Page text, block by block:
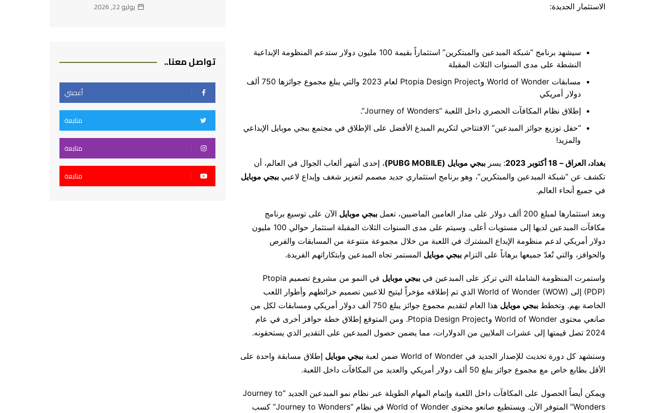
الاستثمار الجديدة:
سيشهد برنامج “شبكة المبدعين والمبتكرين” استثماراً بقيمة 100 مليون دولار ستدعم المنظومة الإبداعية
النشطة على مدى السنوات الثلاث المقبلة
مسابقات World of Wonder وPtopia Design Project لعام 2023 والتي يبلغ مجموع جوائزها 750 ألف
دولار أمريكي
إطلاق نظام المكافآت الحصري داخل اللعبة “Journey of Wonders”.
“حفل توزيع جوائز المبدعين” الافتتاحي لتكريم المبدع الأفضل على الإطلاق في مجتمع ببجي موبايل الإبداعي
والمزيد!
بغداد، العراق – 18 أكتوبر 2023 : يسر ببجي موبايل (PUBG MOBILE
)، إحدى أشهر ألعاب الجوال في العالم، أن
تكشف عن “شبكة المبدعين والمبتكرين”، وهو برنامج استثماري جديد مصمم لتعزيز شغف وإبداع لاعبي ببجي موبايل
في جميع أنحاء العالم.
وبعد استثمارها لمبلغ 200 ألف دولار على مدار العامين الماضيين، تعمل ببجي موبايل الآن على توسيع برنامج
مكافآت المبدعين لديها إلى مستويات أعلى. وسيتم على مدى السنوات الثلاث المقبلة استثمار حوالي 100 مليون
دولار أمريكي لدعم منظومة الإبداع المشترك في اللعبة من خلال مجموعة متنوعة من المسابقات والفرص
والحوافز، والتي تُعدّ جميعها برهاناً على التزام ببجي موبايل المستمر تجاه المبدعين وابتكاراتهم الفريدة.
واستمرت المنظومة الشاملة التي تركز على المبدعين في ببجي موبايل
في النمو من مشروع تصميم Ptopia
(PDP) إلى World of Wonder (WOW) الذي تم إطلاقه مؤخراً ليتيح للاعبين تصميم خرائطهم وأطوار اللعب
الخاصة بهم. وتخطط ببجي موبايل
هذا العام لتقديم مجموع جوائز يبلغ 750 ألف دولار أمريكي ومسابقات لكل من
صانعي محتوى World of Wonder وPtopia Design Project. ومن المتوقع إطلاق خطة حوافز أخرى في عام
2024 تصل قيمتها إلى عشرات الملايين من الدولارات، مما يضمن حصول المبدعين على التقدير الذي يستحقونه.
وستشهد كل دورة تحديث للإصدار الجديد في World of Wonder ضمن لعبة ببجي موبايل إطلاق مسابقة واحدة على
الأقل بطابع خاص مع مجموع جوائز يبلغ 50 ألف دولار أمريكي والعديد من المكافآت داخل اللعبة.
ويمكن أيضاً الحصول على المكافآت داخل اللعبة وإتمام المهام الطويلة عبر نظام نمو المبدعين الجديد “Journey to
Wonders” المتوفر الآن. ويستطيع صانعو محتوى World of Wonder في نظام “Journey to Wonders” كسب
يوليو 22, 2026
تواصل معنا..
أعجبني
متابعة
متابعة
متابعة